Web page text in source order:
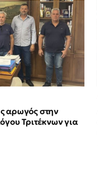
αρωγός στην
Τριτέκνων για